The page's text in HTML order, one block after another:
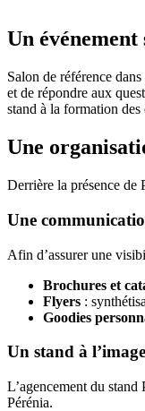
Un
Salon de référence
et de répondre aux
stand à la formation
Une
Derrière la présence de
Une
Afin d’assurer une
Brochures et
Flyers :
Goodies
Un stand à
L’agencement du
Pérénia.